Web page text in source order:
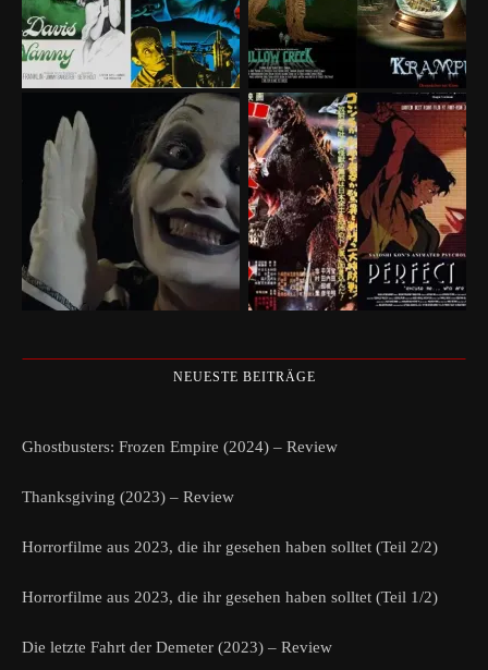
NEUESTE BEITRÄGE
Ghostbusters: Frozen Empire (2024) – Review
Thanksgiving (2023) – Review
Horrorfilme aus 2023, die ihr gesehen haben solltet (Teil 2/2)
Horrorfilme aus 2023, die ihr gesehen haben solltet (Teil 1/2)
Die letzte Fahrt der Demeter (2023) – Review